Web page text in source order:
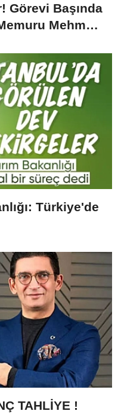
Görevi Başında
Mehmet
Türkiye'de
TAHLİYE !